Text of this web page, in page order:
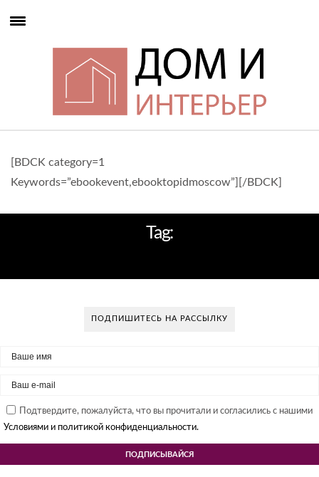
[BDCK category=1
Keywords=”ebookevent,ebooktopidmoscow”][/BDCK]
Tag:
ПОДПИШИТЕСЬ НА РАССЫЛКУ
Подтвердите, пожалуйста, что вы прочитали и согласились с нашими
Условиями и политикой конфиденциальности.